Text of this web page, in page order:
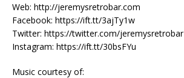
Web: http://jeremysretrobar.com​​
Facebook: https://ift.tt/3ajTy1w
Twitter: https://twitter.com/jeremysretrobar​​
Instagram: https://ift.tt/30bsFYu
Music courtesy of: